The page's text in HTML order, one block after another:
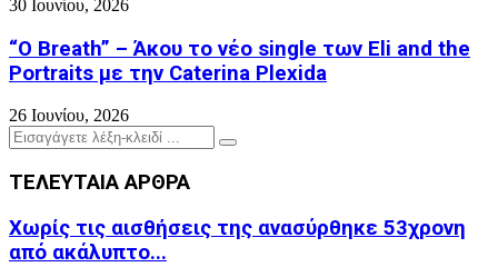
30 Ιουνίου, 2026
“O Breath” – Άκου το νέο single των Eli and the
Portraits με την Caterina Plexida
26 Ιουνίου, 2026
Search
for:
Search
ΤΕΛΕΥΤΑΙΑ ΑΡΘΡΑ
Χωρίς τις αισθήσεις της ανασύρθηκε 53χρονη
από ακάλυπτο...